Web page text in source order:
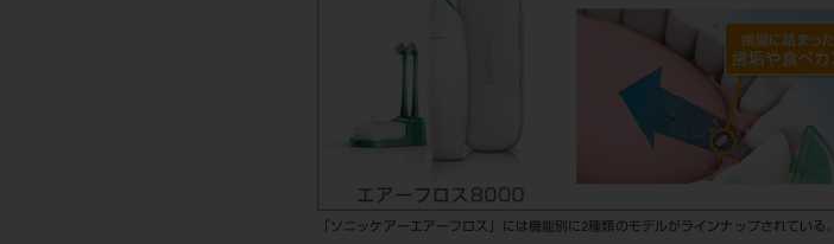
「ソニッケアーエアーフロス」には機能別に2種類のモデルがラインナップされている。